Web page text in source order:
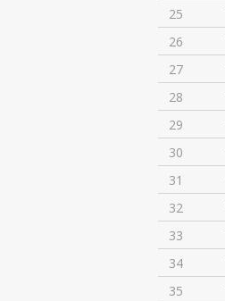
25
26
27
28
29
30
31
32
33
34
35